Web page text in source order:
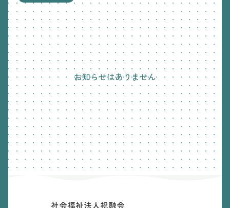
お知らせはありません
社会福祉法人祝融会